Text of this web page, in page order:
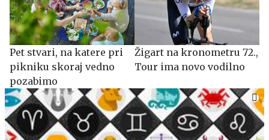
Pet stvari, na katere pri
pikniku skoraj vedno
pozabimo
Žigart na kronometru 72.,
Tour ima novo vodilno